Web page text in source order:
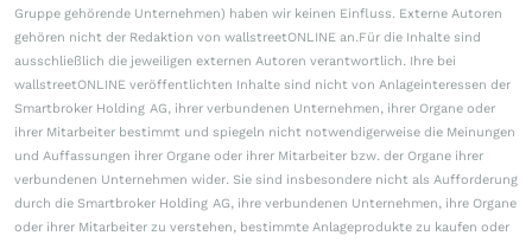
Gruppe gehörende Unternehmen) haben wir keinen Einfluss. Externe Autoren
gehören nicht der Redaktion von wallstreetONLINE an.Für die Inhalte sind
ausschließlich die jeweiligen externen Autoren verantwortlich. Ihre bei
wallstreetONLINE veröffentlichten Inhalte sind nicht von Anlageinteressen der
Smartbroker Holding AG, ihrer verbundenen Unternehmen, ihrer Organe oder
ihrer Mitarbeiter bestimmt und spiegeln nicht notwendigerweise die Meinungen
und Auffassungen ihrer Organe oder ihrer Mitarbeiter bzw. der Organe ihrer
verbundenen Unternehmen wider. Sie sind insbesondere nicht als Aufforderung
durch die Smartbroker Holding AG, ihre verbundenen Unternehmen, ihre Organe
oder ihrer Mitarbeiter zu verstehen, bestimmte Anlageprodukte zu kaufen oder